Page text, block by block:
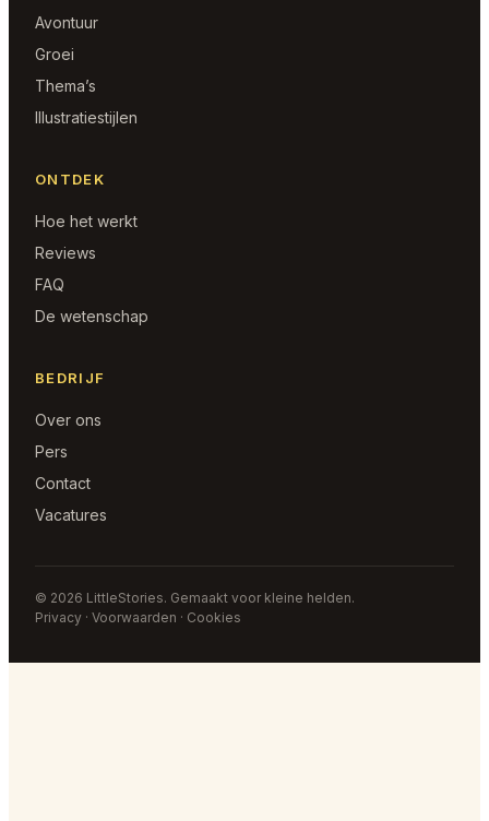
Avontuur
Groei
Thema’s
Illustratiestijlen
ONTDEK
Hoe het werkt
Reviews
FAQ
De wetenschap
BEDRIJF
Over ons
Pers
Contact
Vacatures
© 2026 LittleStories. Gemaakt voor kleine helden.
Privacy · Voorwaarden · Cookies